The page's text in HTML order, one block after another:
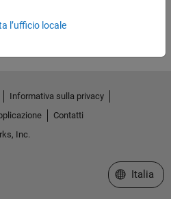
l’ufficio locale
Informativa sulla privacy
Contatti
Inc.
Seleziona
Italia